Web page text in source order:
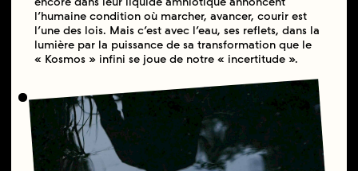
l’humaine condition où marcher, avancer, courir est
l’une des lois. Mais c’est avec l’eau, ses reflets, dans la
lumière par la puissance de sa transformation que le
« Kosmos » infini se joue de notre « incertitude ».